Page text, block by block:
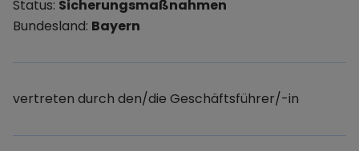
Status: Sicherungsmaßnahmen
Bundesland: Bayern
vertreten durch den/die Geschäftsführer/-in